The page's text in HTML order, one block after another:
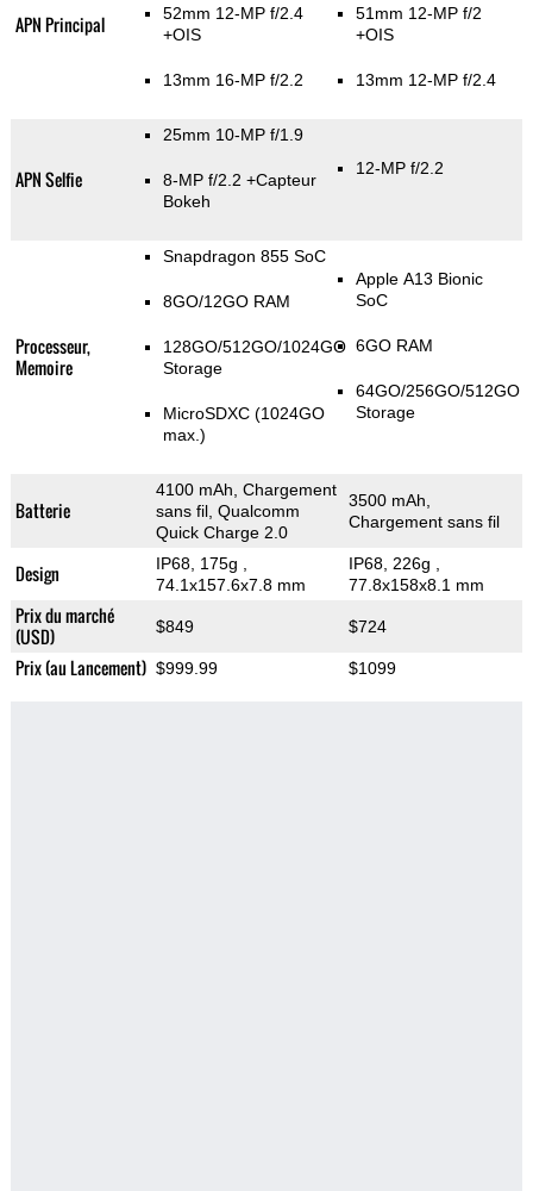
APN Principal
52mm 12-MP f/2.4
+OIS
13mm 16-MP f/2.2
51mm 12-MP f/2
+OIS
13mm 12-MP f/2.4
APN Selfie
25mm 10-MP f/1.9
8-MP f/2.2+Capteur
Bokeh
12-MP f/2.2
Processeur,
Memoire
Snapdragon 855 SoC
8GO/12GO RAM
128GO/512GO/1024GO
Storage
MicroSDXC (1024GO
max.)
Apple A13 Bionic
SoC
6GO RAM
64GO/256GO/512GO
Storage
Batterie
4100 mAh, Chargement
sans fil, Qualcomm
Quick Charge 2.0
3500 mAh,
Chargement sans fil
Design IP68, 175g
74.1x157.6x7.8 mm
IP68, 226g
77.8x158x8.1 mm
Prix du marché
(USD)
$849 $724
Prix (au Lancement) $999.99 $1099